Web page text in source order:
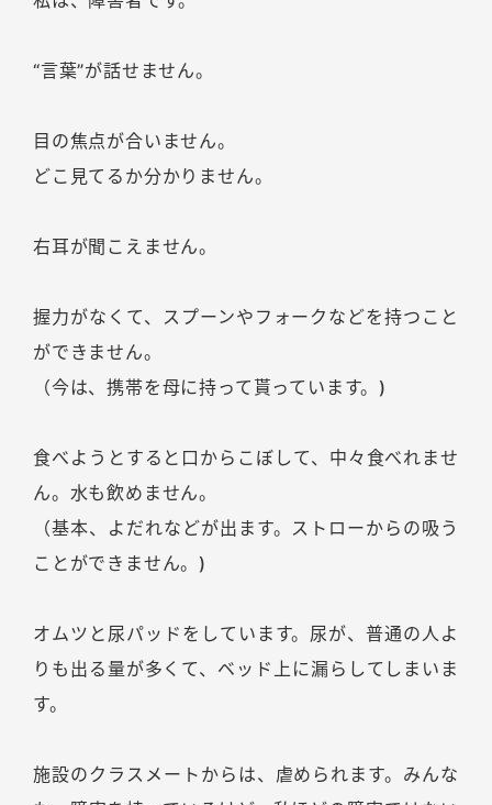
“言葉”が話せません。
目の焦点が合いません。
どこ見てるか分かりません。
右耳が聞こえません。
握力がなくて、スプーンやフォークなどを持つこと
ができません。
（今は、携帯を母に持って貰っています。)
食べようとすると口からこぼして、中々食べれませ
ん。水も飲めません。
（基本、よだれなどが出ます。ストローからの吸う
ことができません。)
オムツと尿パッドをしています。尿が、普通の人よ
りも出る量が多くて、ベッド上に漏らしてしまいま
す。
施設のクラスメートからは、虐められます。みんな